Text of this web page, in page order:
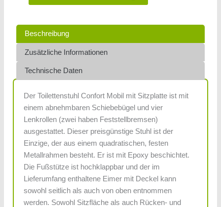
Beschreibung
Zusätzliche Informationen
Technische Daten
Der Toilettenstuhl Confort Mobil mit Sitzplatte ist mit
einem abnehmbaren Schiebebügel und vier
Lenkrollen (zwei haben Feststellbremsen)
ausgestattet. Dieser preisgünstige Stuhl ist der
Einzige, der aus einem quadratischen, festen
Metallrahmen besteht. Er ist mit Epoxy beschichtet.
Die Fußstütze ist hochklappbar und der im
Lieferumfang enthaltene Eimer mit Deckel kann
sowohl seitlich als auch von oben entnommen
werden. Sowohl Sitzfläche als auch Rücken- und